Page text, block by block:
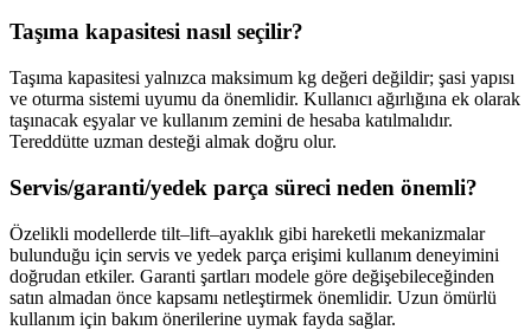
Taşıma kapasitesi nasıl seçilir?
Taşıma kapasitesi yalnızca maksimum kg değeri değildir; şasi yapısı
ve oturma sistemi uyumu da önemlidir. Kullanıcı ağırlığına ek olarak
taşınacak eşyalar ve kullanım zemini de hesaba katılmalıdır.
Tereddütte uzman desteği almak doğru olur.
Servis/garanti/yedek parça süreci neden önemli?
Özelikli modellerde tilt–lift–ayaklık gibi hareketli mekanizmalar
bulunduğu için servis ve yedek parça erişimi kullanım deneyimini
doğrudan etkiler. Garanti şartları modele göre değişebileceğinden
satın almadan önce kapsamı netleştirmek önemlidir. Uzun ömürlü
kullanım için bakım önerilerine uymak fayda sağlar.